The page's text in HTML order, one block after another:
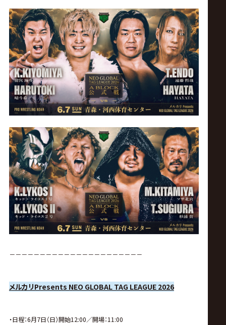
－－－－－－－－－－－－－－－－－－－－－－
メルカリPresents NEO GLOBAL TAG LEAGUE 2026
・日程：6月7日（日）開始12:00／開場：11:00